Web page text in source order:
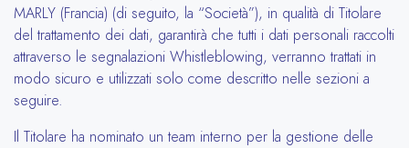
MARLY (Francia) (di seguito, la “Società”), in qualità di Titolare
del trattamento dei dati, garantirà che tutti i dati personali raccolti
attraverso le segnalazioni Whistleblowing, verranno trattati in
modo sicuro e utilizzati solo come descritto nelle sezioni a
seguire.
Il Titolare ha nominato un team interno per la gestione delle